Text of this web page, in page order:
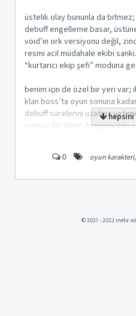
üstelik olay bununla da
debuff engelleme basar,
void’in ork versiyonu değil,
resmi acil müdahale ekibi
“kurtarıcı ekip şefi” moduna
benim için de özel bir yeri var;
klan boss’ta oyun sonuna kadar
debuff sürelerini uzatma
sonsuz bir lanet döngüsü gibi
tam verimle kullanmak
elle oynayınca gerçek gücünü
kadar, her yerde “ben
0 oyun karakteri,
© 2021 - 2022 meta